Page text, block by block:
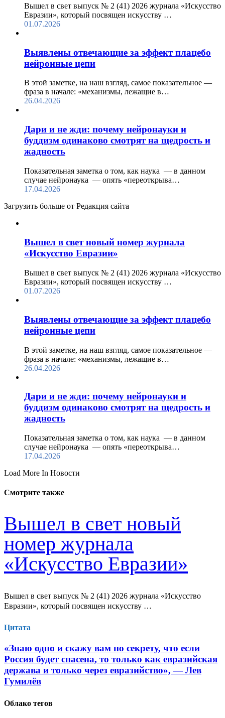
Вышел в свет выпуск № 2 (41) 2026 журнала «Искусство
Евразии», который посвящен искусству …
01.07.2026
Выявлены отвечающие за эффект плацебо
нейронные цепи
В этой заметке, на наш взгляд, самое показательное —
фраза в начале: «механизмы, лежащие в…
26.04.2026
Дари и не жди: почему нейронауки и
буддизм одинаково смотрят на щедрость и
жадность
Показательная заметка о том, как наука — в данном
случае нейронаука — опять «переоткрыва…
17.04.2026
Загрузить больше от Редакция cайта
Вышел в свет новый номер журнала
«Искусство Евразии»
Вышел в свет выпуск № 2 (41) 2026 журнала «Искусство
Евразии», который посвящен искусству …
01.07.2026
Выявлены отвечающие за эффект плацебо
нейронные цепи
В этой заметке, на наш взгляд, самое показательное —
фраза в начале: «механизмы, лежащие в…
26.04.2026
Дари и не жди: почему нейронауки и
буддизм одинаково смотрят на щедрость и
жадность
Показательная заметка о том, как наука — в данном
случае нейронаука — опять «переоткрыва…
17.04.2026
Load More In Новости
Смотрите также
Вышел в свет новый
номер журнала
«Искусство Евразии»
Вышел в свет выпуск № 2 (41) 2026 журнала «Искусство
Евразии», который посвящен искусству …
Цитата
«Знаю одно и скажу вам по секрету, что если
Россия будет спасена, то только как евразийская
держава и только через евразийство», — Лев
Гумилёв
Облако тегов